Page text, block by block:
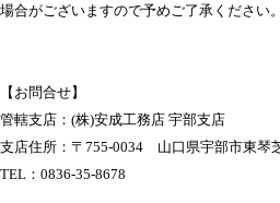
場合がございますので予めご了承ください。
【お問合せ】
管轄支店：(株)安成工務店 宇部支店
支店住所：〒755-0034 山口県宇部市東琴
TEL：0836-35-8678